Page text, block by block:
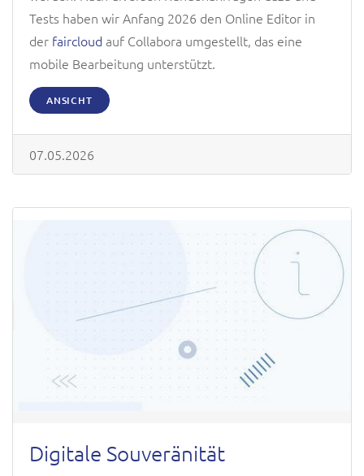
Tests haben wir Anfang 2026 den Online Editor in
der faircloud auf Collabora umgestellt, das eine
mobile Bearbeitung unterstützt.
ANSICHT
07.05.2026
Digitale Souveränität